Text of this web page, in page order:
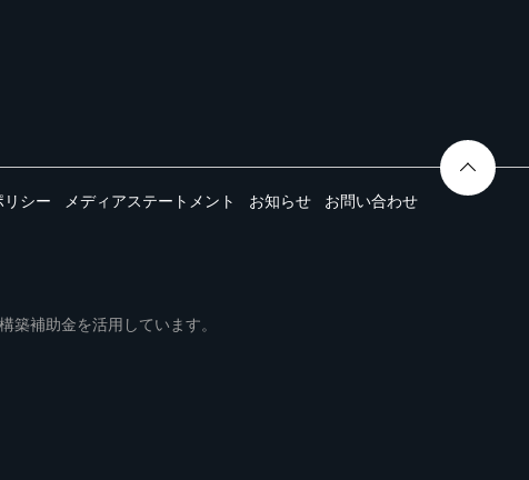
リシー メディアステートメント お知らせ お問い合わせ
補助金を活用しています。